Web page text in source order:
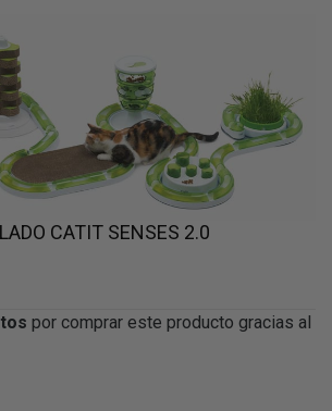
CATIT SENSES 2.0
por comprar este producto gracias al